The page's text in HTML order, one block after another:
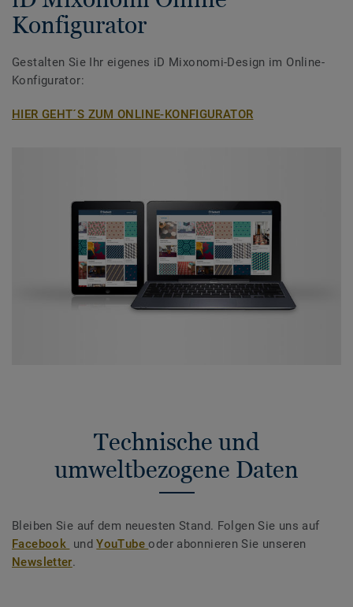
Konfigurator
Gestalten Sie Ihr eigenes iD Mixonomi-Design im Online-
Konfigurator:
HIER GEHT´S ZUM ONLINE-KONFIGURATOR
Technische und
umweltbezogene Daten
Bleiben Sie auf dem neuesten Stand. Folgen Sie uns auf
Facebook undYouTubeoder abonnieren Sie unseren
Newsletter.